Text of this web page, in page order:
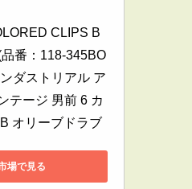
CLIPS B
番：118-345BO
ダストリアル ア
テージ 男前 6 カ
オリーブドラブ
場で見る